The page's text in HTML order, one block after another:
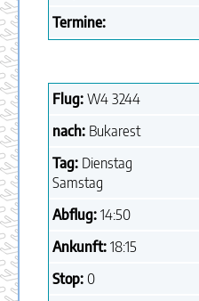
Termine:
Flug: W4 3244
nach: Bukarest
Tag: Dienstag
Samstag
Abflug: 14:50
Ankunft: 18:15
Stop: 0